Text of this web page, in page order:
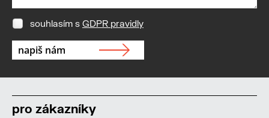
souhlasím s GDPR pravidly
pro zákazníky